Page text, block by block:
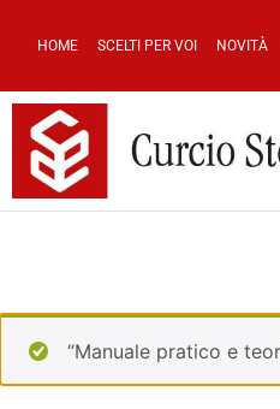
HOME SCELTI PER VOI NOVITÀ
“Manuale pratico e